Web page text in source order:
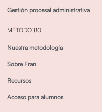
Gestión procesal administrativa
MÉTODO180
Nuestra metodología
Sobre Fran
Recursos
Acceso para alumnos